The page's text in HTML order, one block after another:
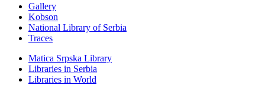
Gallery
Kobson
National Library of Serbia
Traces
Matica Srpska Library
Libraries in Serbia
Libraries in World